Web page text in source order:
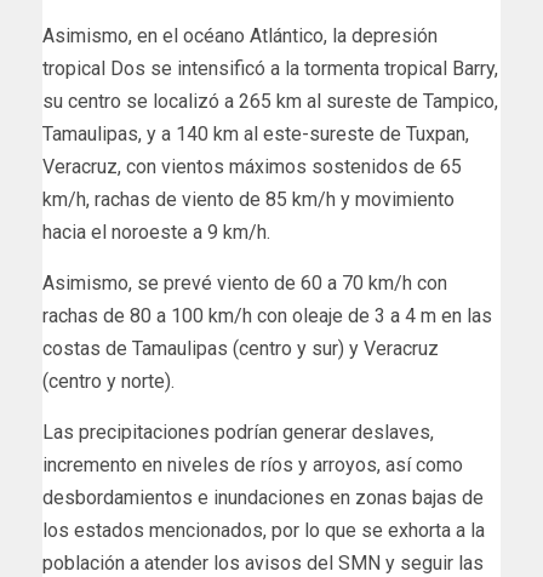
Asimismo, en el océano Atlántico, la depresión
tropical Dos se intensificó a la tormenta tropical Barry,
su centro se localizó a 265 km al sureste de Tampico,
Tamaulipas, y a 140 km al este-sureste de Tuxpan,
Veracruz, con vientos máximos sostenidos de 65
km/h, rachas de viento de 85 km/h y movimiento
hacia el noroeste a 9 km/h.
Asimismo, se prevé viento de 60 a 70 km/h con
rachas de 80 a 100 km/h con oleaje de 3 a 4 m en las
costas de Tamaulipas (centro y sur) y Veracruz
(centro y norte).
Las precipitaciones podrían generar deslaves,
incremento en niveles de ríos y arroyos, así como
desbordamientos e inundaciones en zonas bajas de
los estados mencionados, por lo que se exhorta a la
población a atender los avisos del SMN y seguir las